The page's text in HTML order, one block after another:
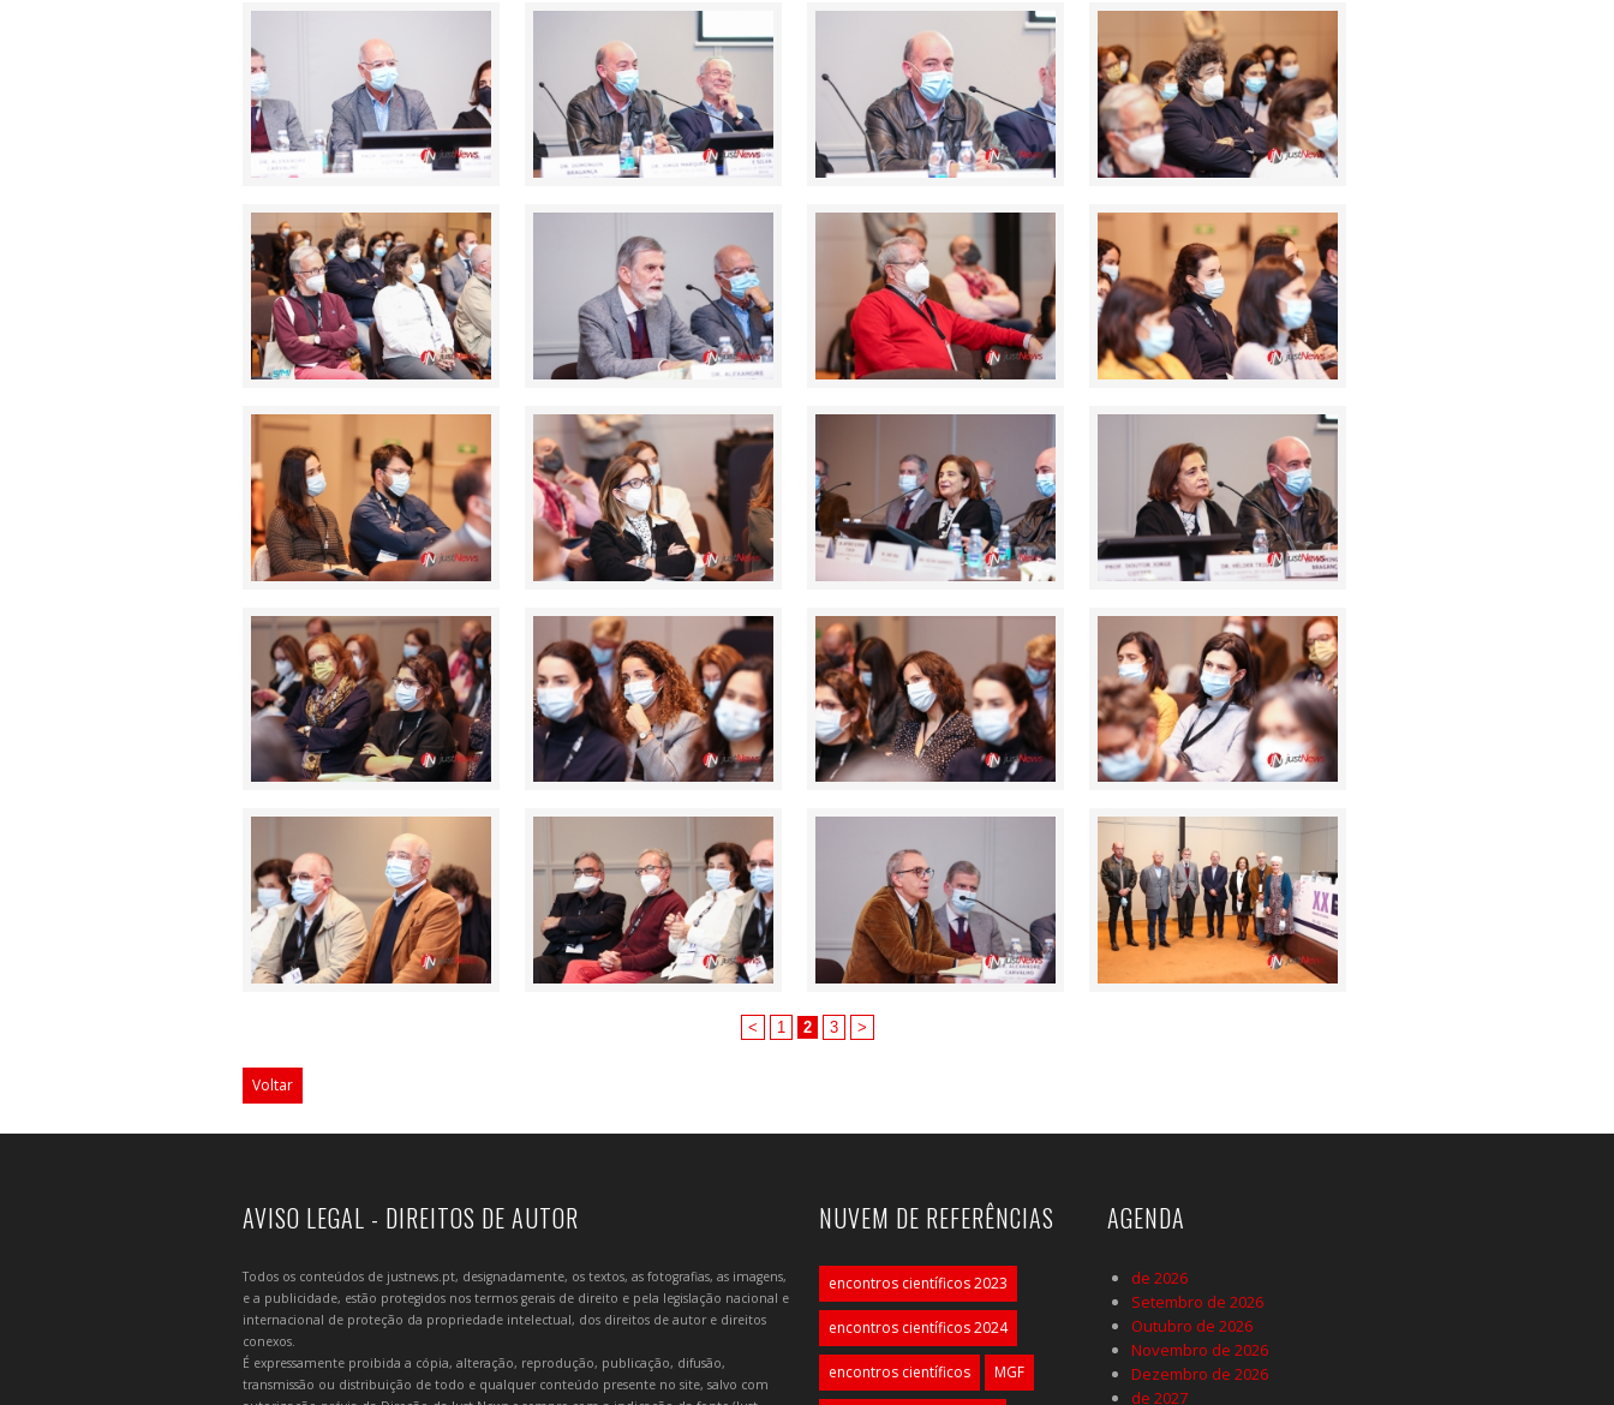
< 1 2 3 >
Voltar
AVISO LEGAL - DIREITOS DE AUTOR
Todos os conteúdos de justnews.pt, designadamente, os textos, as fotografias, as imagens,
e a publicidade, estão protegidos nos termos gerais de direito e pela legislação nacional e
internacional de proteção da propriedade intelectual, dos direitos de autor e direitos
conexos.
É expressamente proibida a cópia, alteração, reprodução, publicação, difusão,
transmissão ou distribuição de todo e qualquer conteúdo presente no site, salvo com
NUVEM DE REFERÊNCIAS
encontros científicos 2023
encontros científicos 2024
encontros científicos MGF
AGENDA
de 2026
Setembro de 2026
Outubro de 2026
Novembro de 2026
Dezembro de 2026
de 2027